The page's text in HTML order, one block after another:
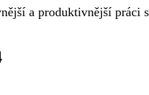
a produktivnější práci